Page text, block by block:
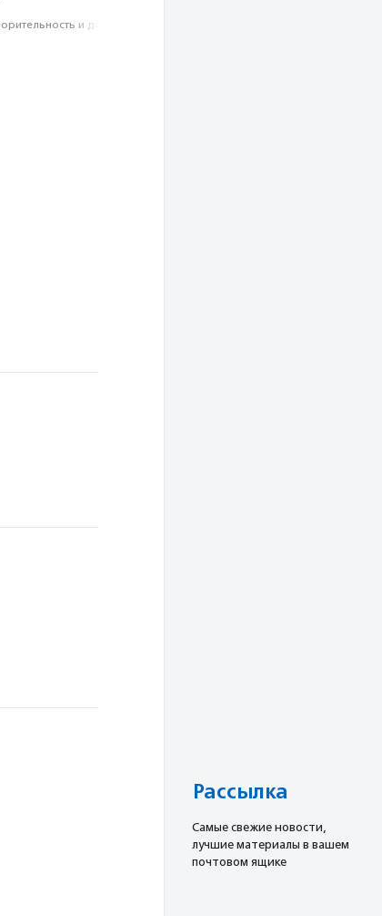
и доброволь­чест­во
Рассылка
Cамые свежие новости,
лучшие материалы в вашем
почтовом ящике